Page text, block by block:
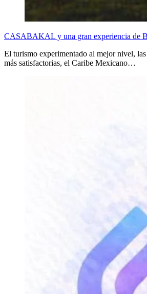
CASABAKAL y una gran experiencia de
El turismo experimentado al mejor nivel,
más satisfactorias, el Caribe Mexicano…